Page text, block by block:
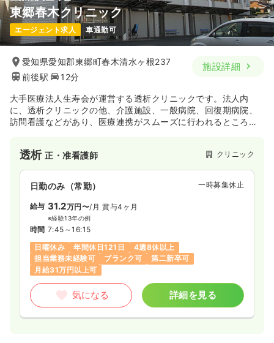
東郷春木クリニック
エージェント求人 車通勤可
愛知県愛知郡東郷町春木清水ヶ根237
前後駅
12分
施設詳細
大手医療法人生寿会が運営する透析クリニックです。法人内
に、透析クリニックの他、介護施設、一般病院、回復期病院、
訪問看護などがあり、医療連携がスムーズに行われるところが
透析正・准看護師 クリニック
日勤のみ（常勤） 一時募集休止
給与 31.2万円〜/月 賞与4ヶ月
※経験13年の例
時間 7:45～16:15
日曜休み
年間休日121日
4週8休以上
担当業務未経験可
ブランク可
第二新卒可
月給31万円以上可
気になる 詳細を見る